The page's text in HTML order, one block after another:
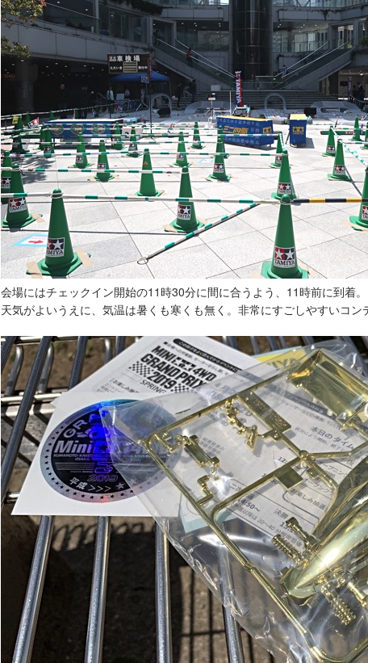
会場にはチェックイン開始の11時30分に間に合うよう、11時前に到着。
天気がよいうえに、気温は暑くも寒くも無く。非常にすごしやすいコン